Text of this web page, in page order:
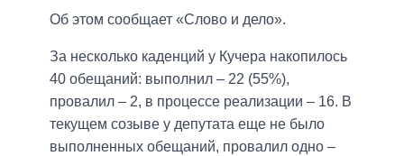
Об этом сообщает «Слово и дело».
За несколько каденций у Кучера накопилось
40 обещаний: выполнил – 22 (55%),
провалил – 2, в процессе реализации – 16. В
текущем созыве у депутата еще не было
выполненных обещаний, провалил одно –